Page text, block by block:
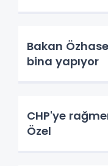
Bakan
bina yapıyor
CHP'ye
Özel